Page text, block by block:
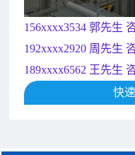
182xxxx4350 秦女士
156xxxx3534 郭先生
192xxxx2920 周先生
189xxxx6562 王先生
190xxxx3508 徐女士
快